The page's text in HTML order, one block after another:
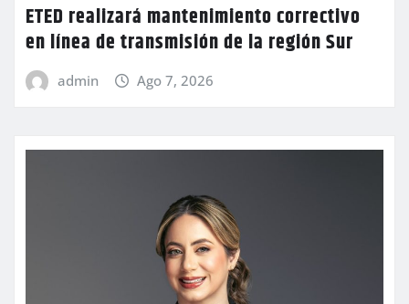
ETED realizará mantenimiento correctivo
en línea de transmisión de la región Sur
admin Ago 7, 2026